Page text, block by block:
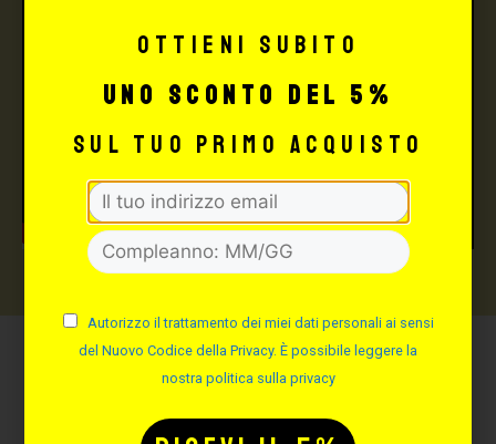
Potrebbe interessarti
anche:
Ottieni subito
uno sconto del 5%
sul tuo primo acquisto
Autorizzo il trattamento dei miei dati personali ai sensi
del Nuovo Codice della Privacy. È possibile leggere la
nostra politica sulla privacy